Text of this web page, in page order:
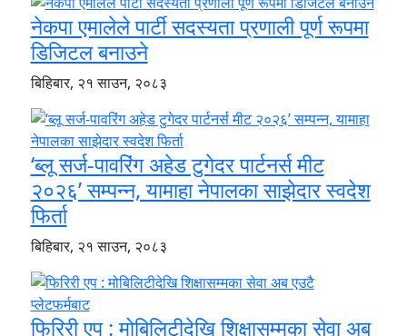
नेकपा एमालेले पार्टी सदस्यता प्रणाली पूर्ण रूपमा
डिजिटल बनाउने
बिहिबार, २१ साउन, २०८३
‘ब्लू सर्ज-पावरिंग अहेड टुगेदर पार्टनर्स मीट
२०२६’ सम्पन्न, यामाहा नेपालका साझेदार स्वदेश
फिर्ता
बिहिबार, २१ साउन, २०८३
फिरिरी एप : मोबिलिटीदेखि शिक्षासम्मका सेवा अब